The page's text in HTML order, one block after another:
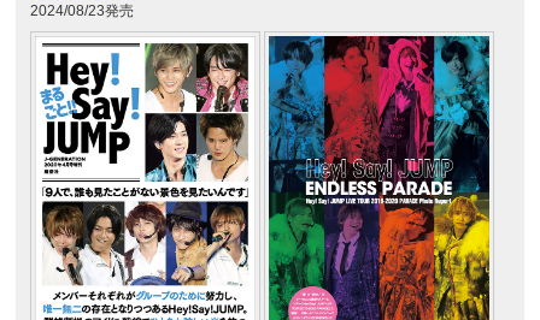
2024/08/23発売